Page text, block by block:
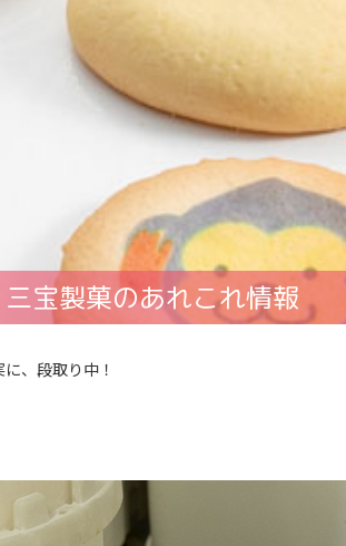
三宝製菓のあれこれ情報
、段取り中！